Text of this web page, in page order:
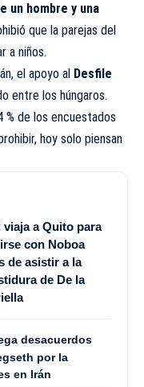
un hombre y una
que la parejas del
a niños.
el apoyo al Desfile
entre los húngaros.
% de los encuestados
hoy solo piensan
viaja a Quito para
con Noboa
de asistir a la
de De la
desacuerdos
por la
en Irán